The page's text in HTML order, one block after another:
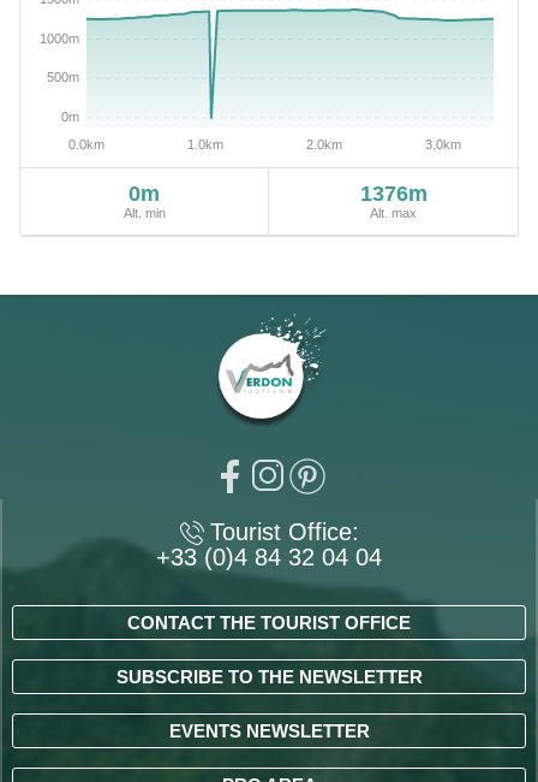
0m
Alt. min
1376m
Alt. max
Tourist Office:
+33 (0)4 84 32 04 04
CONTACT THE TOURIST OFFICE
SUBSCRIBE TO THE NEWSLETTER
EVENTS NEWSLETTER